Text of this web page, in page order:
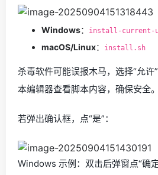
Windows： install-current-
macOS/Linux： install.sh
杀毒软件可能误报木马，选择“允
本编辑器查看脚本内容，确保安全。
若弹出确认框，点“是”：
Windows 示例：双击后弹窗点“确